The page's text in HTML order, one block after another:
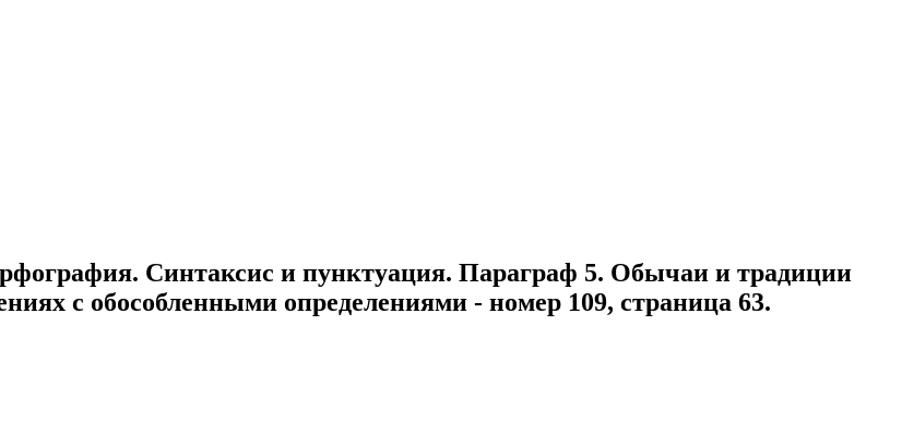
Синтаксис и пунктуация. Параграф 5. Обычаи и традиции
с обособленными определениями - номер 109, страница 63.